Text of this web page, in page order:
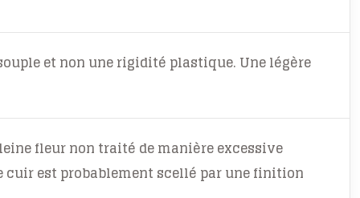
et non une rigidité plastique. Une légère
fleur non traité de manière excessive
cuir est probablement scellé par une finition